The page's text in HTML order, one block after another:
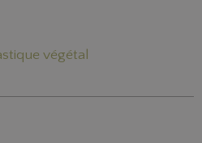
végétal